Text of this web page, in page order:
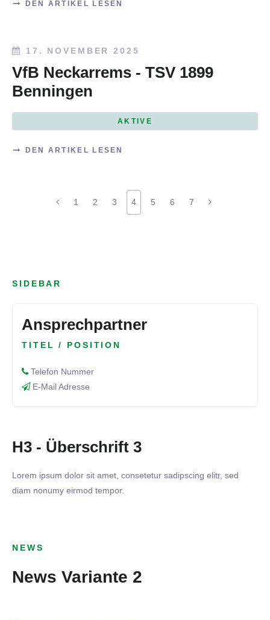
DEN ARTIKEL LESEN
17. NOVEMBER 2025
VfB Neckarrems - TSV 1899
Benningen
AKTIVE
DEN ARTIKEL LESEN
1 2 3 4 5 6 7
SIDEBAR
Ansprechpartner
TITEL / POSITION
Telefon Nummer
E-Mail Adresse
H3 - Überschrift 3
Lorem ipsum dolor sit amet, consetetur sadipscing elitr, sed
diam nonumy eirmod tempor.
NEWS
News Variante 2